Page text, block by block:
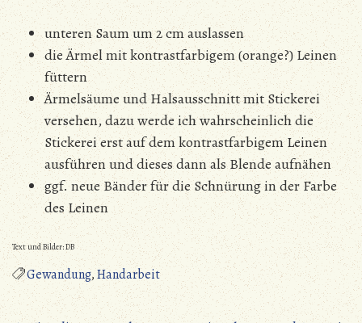
unteren Saum um 2 cm auslassen
die Ärmel mit kontrastfarbigem (orange?) Leinen
füttern
Ärmelsäume und Halsausschnitt mit Stickerei
versehen, dazu werde ich wahrscheinlich die
Stickerei erst auf dem kontrastfarbigem Leinen
ausführen und dieses dann als Blende aufnähen
ggf. neue Bänder für die Schnürung in der Farbe
des Leinen
Text und Bilder: DB
Gewandung,Handarbeit